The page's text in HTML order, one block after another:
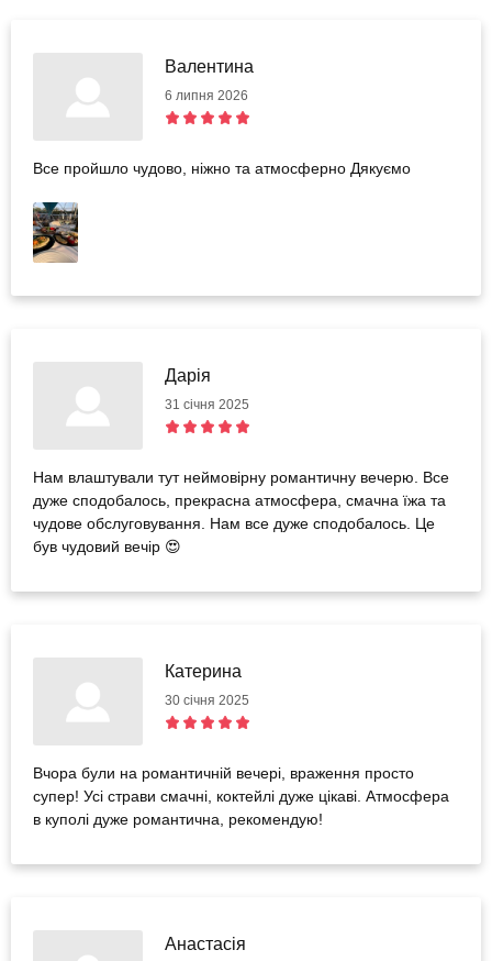
Валентина
6 липня 2026
Все пройшло чудово, ніжно та атмосферно Дякуємо
Дарія
31 січня 2025
Нам влаштували тут неймовірну романтичну вечерю. Все
дуже сподобалось, прекрасна атмосфера, смачна їжа та
чудове обслуговування. Нам все дуже сподобалось. Це
був чудовий вечір 😍
Катерина
30 січня 2025
Вчора були на романтичній вечері, враження просто
супер! Усі страви смачні, коктейлі дуже цікаві. Атмосфера
в куполі дуже романтична, рекомендую!
Анастасія